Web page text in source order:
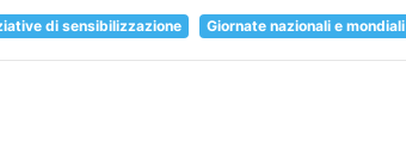
di sensibilizzazione Giornate nazionali e mondiali